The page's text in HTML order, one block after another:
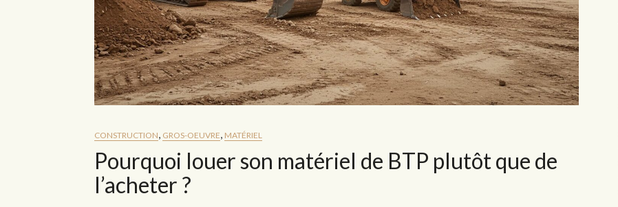
CONSTRUCTION, GROS-OEUVRE, MATÉRIEL
Pourquoi louer son matériel de BTP plutôt que de
l’acheter ?